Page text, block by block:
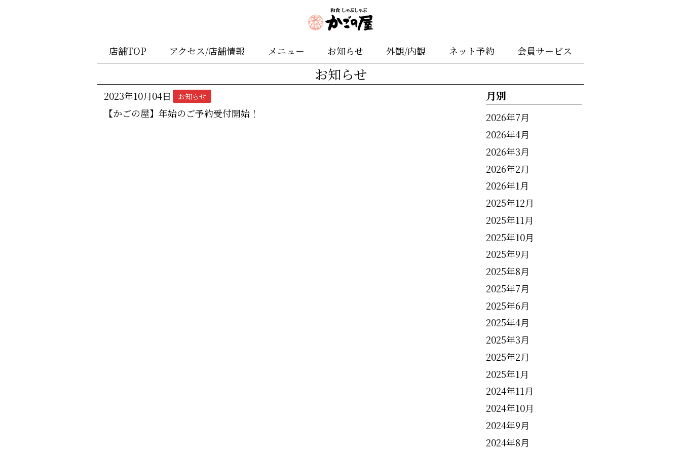
店舗TOP アクセス/店舗情報 メニュー お知らせ 外観/内観 ネット予約 会員サービス
お知らせ
2023年10月04日 お知らせ
【かごの屋】年始のご予約受付開始！
月別
2026年7月
2026年4月
2026年3月
2026年2月
2026年1月
2025年12月
2025年11月
2025年10月
2025年9月
2025年8月
2025年7月
2025年6月
2025年4月
2025年3月
2025年2月
2025年1月
2024年11月
2024年10月
2024年9月
2024年8月